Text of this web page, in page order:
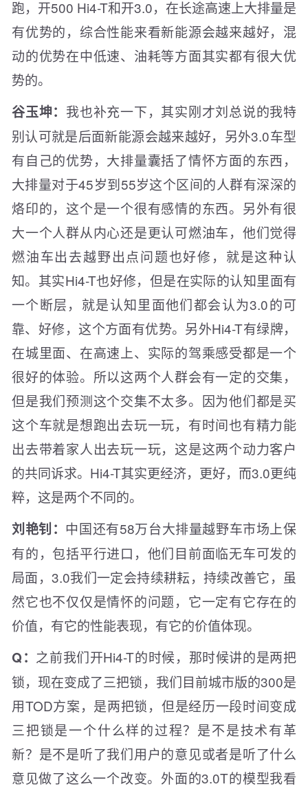
跑，开500 Hi4-T和开3.0，在长途高速上大排量是
有优势的，综合性能来看新能源会越来越好，混
动的优势在中低速、油耗等方面其实都有很大优
势的。
谷玉坤： 我也补充一下，其实刚才刘总说的我特
别认可就是后面新能源会越来越好，另外3.0车型
有自己的优势，大排量囊括了情怀方面的东西，
大排量对于45岁到55岁这个区间的人群有深深的
烙印的，这个是一个很有感情的东西。另外有很
大一个人群从内心还是更认可燃油车，他们觉得
燃油车出去越野出点问题也好修，就是这种认
知。其实Hi4-T也好修，但是在实际的认知里面有
一个断层，就是认知里面他们都会认为3.0的可
靠、好修，这个方面有优势。另外Hi4-T有绿牌，
在城里面、在高速上、实际的驾乘感受都是一个
很好的体验。所以这两个人群会有一定的交集，
但是我们预测这个交集不太多。因为他们都是买
这个车就是想跑出去玩一玩，有时间也有精力能
出去带着家人出去玩一玩，这是这两个动力客户
的共同诉求。Hi4-T其实更经济，更好，而3.0更纯
粹，这是两个不同的。
刘艳钊： 中国还有58万台大排量越野车市场上保
有的，包括平行进口，他们目前面临无车可发的
局面，3.0我们一定会持续耕耘，持续改善它，虽
然它也不仅仅是情怀的问题，它一定有它存在的
价值，有它的性能表现，有它的价值体现。
Q： 之前我们开Hi4-T的时候，那时候讲的是两把
锁，现在变成了三把锁，我们目前城市版的300是
用TOD方案，是两把锁，但是经历一段时间变成
三把锁是一个什么样的过程？是不是技术有革
新？是不是听了我们用户的意见或者是听了什么
意见做了这么一个改变。外面的3.0T的模型我看